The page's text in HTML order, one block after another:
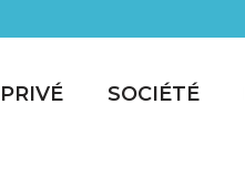
PRIVÉ SOCIÉTÉ